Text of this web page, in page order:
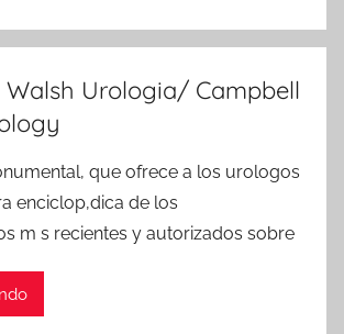
Walsh Urologia/ Campbell
que ofrece a los urologos
enciclop‚dica de los
m s recientes y autorizados sobre